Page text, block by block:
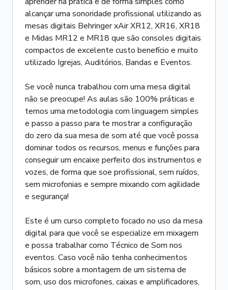
alcançar uma sonoridade profissional utilizando as
mesas digitais Behringer xAir XR12, XR16, XR18
e Midas MR12 e MR18 que são consoles digitais
compactos de excelente custo benefício e muito
utilizado Igrejas, Auditórios, Bandas e Eventos.
Se você nunca trabalhou com uma mesa digital
não se preocupe! As aulas são 100% práticas e
temos uma metodologia com linguagem simples
e passo a passo para te mostrar a configuração
do zero da sua mesa de som até que você possa
dominar todos os recursos, menus e funções para
conseguir um encaixe perfeito dos instrumentos e
vozes, de forma que soe profissional, sem ruídos,
sem microfonias e sempre mixando com agilidade
e segurança!
Este é um curso completo focado no uso da mesa
digital para que você se especialize em mixagem
e possa trabalhar como Técnico de Som nos
eventos. Caso você não tenha conhecimentos
básicos sobre a montagem de um sistema de
som, uso dos microfones, caixas e amplificadores,